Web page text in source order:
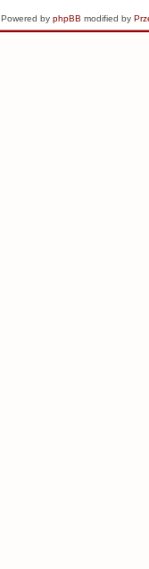
Powered by phpBB modified by